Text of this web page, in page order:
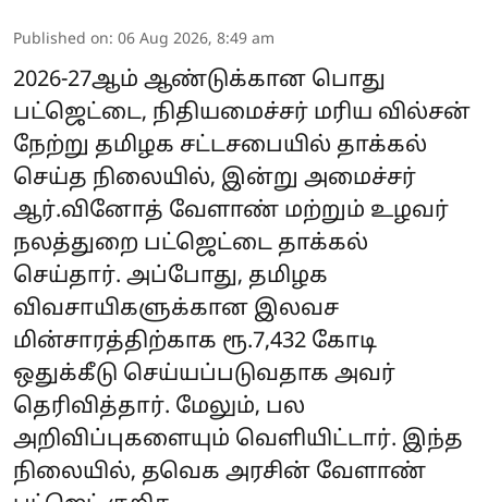
Published on: 06 Aug 2026, 8:49 am
2026-27ஆம் ஆண்டுக்கான பொது
பட்ஜெட்டை, நிதியமைச்சர் மரிய வில்சன்
நேற்று தமிழக சட்டசபையில் தாக்கல்
செய்த நிலையில், இன்று அமைச்சர்
ஆர்.வினோத் வேளாண் மற்றும் உழவர்
நலத்துறை பட்ஜெட்டை தாக்கல்
செய்தார். அப்போது, தமிழக
விவசாயிகளுக்கான இலவச
மின்சாரத்திற்காக ரூ.7,432 கோடி
ஒதுக்கீடு செய்யப்படுவதாக அவர்
தெரிவித்தார். மேலும், பல
அறிவிப்புகளையும் வெளியிட்டார். இந்த
நிலையில், தவெக அரசின் வேளாண்